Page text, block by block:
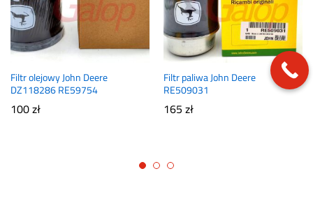
Filtr olejowy John Deere
DZ118286 RE59754
100zł
Filtr paliwa John Deere
RE509031
165zł